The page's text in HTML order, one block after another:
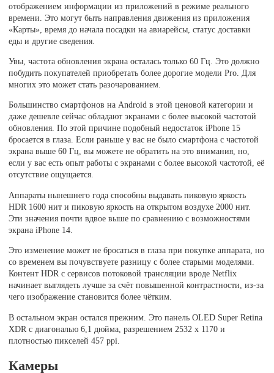
отображением информации из приложений в режиме реального
времени. Это могут быть направления движения из приложения
«Карты», время до начала посадки на авиарейсы, статус доставки
еды и другие сведения.
Увы, частота обновления экрана осталась только 60 Гц. Это должно
побудить покупателей приобретать более дорогие модели Pro. Для
многих это может стать разочарованием.
Большинство смартфонов на Android в этой ценовой категории и
даже дешевле сейчас обладают экранами с более высокой частотой
обновления. По этой причине подобный недостаток iPhone 15
бросается в глаза. Если раньше у вас не было смартфона с частотой
экрана выше 60 Гц, вы можете не обратить на это внимания, но,
если у вас есть опыт работы с экранами с более высокой частотой, её
отсутствие ощущается.
Аппараты нынешнего года способны выдавать пиковую яркость
HDR 1600 нит и пиковую яркость на открытом воздухе 2000 нит.
Эти значения почти вдвое выше по сравнению с возможностями
экрана iPhone 14.
Это изменение может не бросаться в глаза при покупке аппарата, но
со временем вы почувствуете разницу с более старыми моделями.
Контент HDR с сервисов потоковой трансляции вроде Netflix
начинает выглядеть лучше за счёт повышенной контрастности, из-за
чего изображение становится более чётким.
В остальном экран остался прежним. Это панель OLED Super Retina
XDR с диагональю 6,1 дюйма, разрешением 2532 x 1170 и
плотностью пикселей 457 ppi.
Камеры